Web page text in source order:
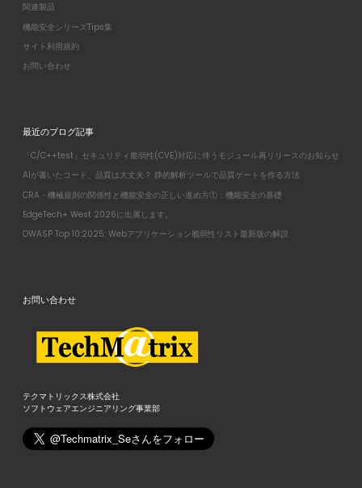
関連製品
機能安全シリーズTips集
サイト利用規約
お問い合わせ
最近のブログ記事
「C/C++test」セキュリティ脆弱性(CVE)対応に伴うモジュール再リリースのお知らせ
AIが書いたコード、品質は大丈夫？ 静的解析ツールで品質ゲートを作る方法
CRA・機械規則の関係性と機能安全の正しい進め方①：機能安全の基礎
EdgeTech+ West 2026に出展します。
OWASP Top 10:2025: Webアプリケーション脆弱性リスト最新版の解説
お問い合わせ
テクマトリックス株式会社
ソフトウェアエンジニアリング事業部